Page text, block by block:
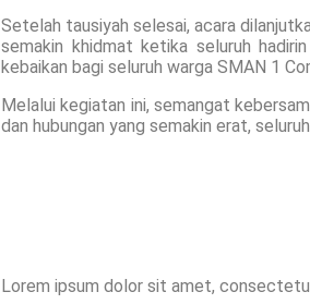
Setelah tausiyah selesai, acara
semakin khidmat ketika seluruh
kebaikan bagi seluruh warga SMAN 1
Melalui kegiatan ini, semangat
dan hubungan yang semakin erat,
Lorem ipsum dolor sit amet,